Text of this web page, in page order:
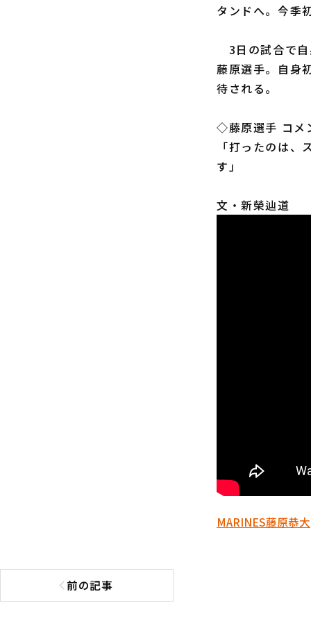
タンドへ。今季
3日の試合で自
藤原選手。自身
待される。
◇藤原選手 コメ
「打ったのは
す」
文・新榮辿道
MARINES藤原恭大
前の記事
前の記事へ